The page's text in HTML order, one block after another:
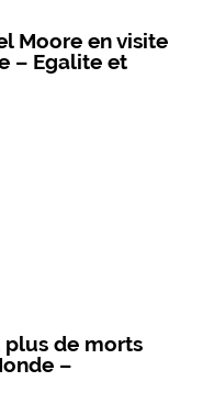
Moore en visite
– Egalite et
plus de morts
–